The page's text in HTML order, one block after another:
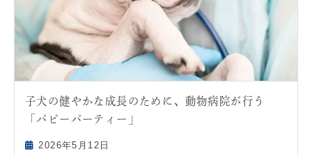
子犬の健やかな成長のために、動物病院が行う
「パピーパーティー」
2026年5月12日